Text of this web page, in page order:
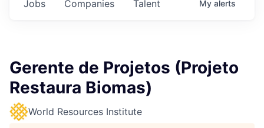
Jobs Companies Talent My alerts
Gerente de Projetos (Projeto
Restaura Biomas)
World Resources Institute